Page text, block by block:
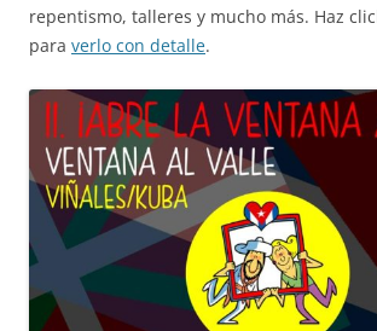
repentismo, talleres y mucho más. Haz
para verlo con detalle.